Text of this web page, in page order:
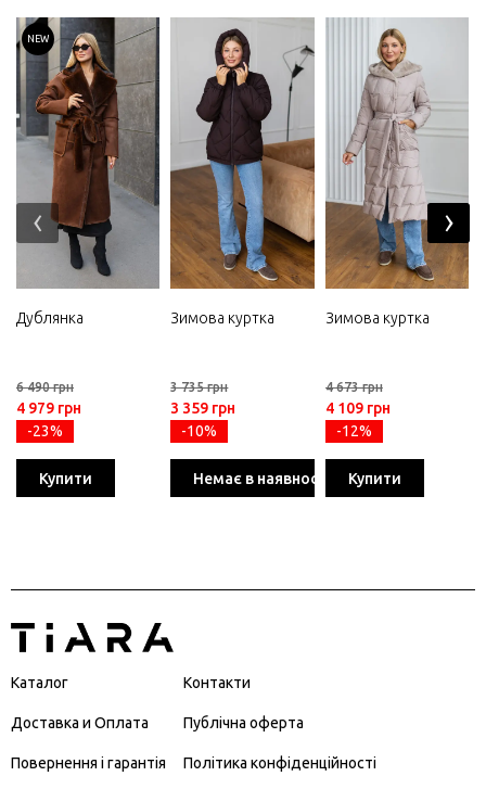
NEW
Дублянка
6 490 грн
4 979 грн
-23%
Купити
Зимова куртка
3 735 грн
3 359 грн
-10%
Немає в наявності
Зимова куртка
4 673 грн
4 109 грн
-12%
Купити
‹ ›
Каталог
Доставка и Оплата
Повернення і гарантія
Контакти
Публічна оферта
Політика конфіденційності